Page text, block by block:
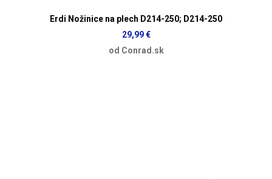
Erdi Nožinice na plech D214-250; D214-250
29,99 €
od Conrad.sk